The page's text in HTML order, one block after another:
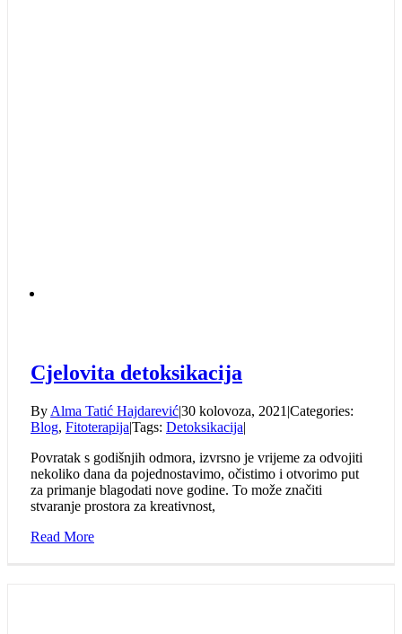
Cjelovita detoksikacija
By Alma Tatić Hajdarević|30 kolovoza, 2021 |Categories:
Blog, Fitoterapija|Tags: Detoksikacija|
Povratak s godišnjih odmora, izvrsno je vrijeme za odvojiti
nekoliko dana da pojednostavimo, očistimo i otvorimo put
za primanje blagodati nove godine. To može značiti
stvaranje prostora za kreativnost,
Read More